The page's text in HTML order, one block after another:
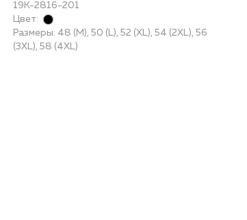
19К-2816-201
Цвет:
Размеры: 48 (M), 50 (L), 52 (XL), 54 (2XL), 56
(3XL), 58 (4XL)